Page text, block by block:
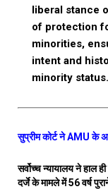
liberal stance
of protection
minorities,
intent and
minority status.
सुप्रीम कोर्ट ने AMU के
सर्वोच्च न्यायालय ने हाल
दर्जे के मामले में 56 वर्ष